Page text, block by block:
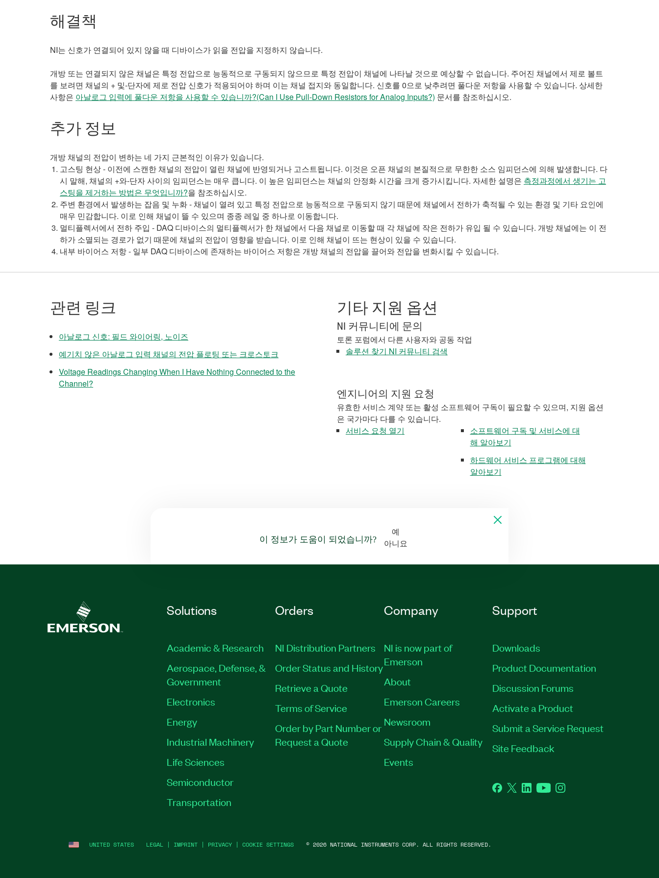
해결책
NI는 신호가 연결되어 있지 않을 때 디바이스가 읽을 전압을 지정하지 않습니다.
개방 또는 연결되지 않은 채널은 특정 전압으로 능동적으로 구동되지 않으므로 특정 전압이 채널에 나타날 것으로 예상할 수 없습니다. 주어진 채널에서 제로 볼트
를 보려면 채널의 + 및-단자에 제로 전압 신호가 적용되어야 하며 이는 채널 접지와 동일합니다. 신호를 0으로 낮추려면 풀다운 저항을 사용할 수 있습니다. 상세한
사항은 아날로그 입력에 풀다운 저항을 사용할 수 있습니까?(Can I Use Pull-Down Resistors for Analog Inputs?) 문서를 참조하십시오.
추가 정보
개방 채널의 전압이 변하는 네 가지 근본적인 이유가 있습니다.
고스팅 현상 - 이전에 스캔한 채널의 전압이 열린 채널에 반영되거나 고스트됩니다. 이것은 오픈 채널의 본질적으로 무한한 소스 임피던스에 의해 발생합니다. 다
시 말해, 채널의 +와-단자 사이의 임피던스는 매우 큽니다. 이 높은 임피던스는 채널의 안정화 시간을 크게 증가시킵니다. 자세한 설명은 측정과정에서 생기는 고
스팅을 제거하는 방법은 무엇입니까?을 참조하십시오.
주변 환경에서 발생하는 잡음 및 누화 - 채널이 열려 있고 특정 전압으로 능동적으로 구동되지 않기 때문에 채널에서 전하가 축적될 수 있는 환경 및 기타 요인에
매우 민감합니다. 이로 인해 채널이 뜰 수 있으며 종종 레일 중 하나로 이동합니다.
멀티플렉서에서 전하 주입 - DAQ 디바이스의 멀티플렉서가 한 채널에서 다음 채널로 이동할 때 각 채널에 작은 전하가 유입 될 수 있습니다. 개방 채널에는 이 전
하가 소멸되는 경로가 없기 때문에 채널의 전압이 영향을 받습니다. 이로 인해 채널이 뜨는 현상이 있을 수 있습니다.
내부 바이어스 저항 - 일부 DAQ 디바이스에 존재하는 바이어스 저항은 개방 채널의 전압을 끌어와 전압을 변화시킬 수 있습니다.
관련 링크
아날로그 신호: 필드 와이어링, 노이즈
예기치 않은 아날로그 입력 채널의 전압 플로팅 또는 크로스토크
Voltage Readings Changing When I Have Nothing Connected to the
Channel?
기타 지원 옵션
NI 커뮤니티에 문의
토론 포럼에서 다른 사용자와 공동 작업
솔루션 찾기 NI 커뮤니티 검색
엔지니어의 지원 요청
유효한 서비스 계약 또는 활성 소프트웨어 구독이 필요할 수 있으며, 지원 옵션
은 국가마다 다를 수 있습니다.
서비스 요청 열기
소프트웨어 구독 및 서비스에 대
해 알아보기
하드웨어 서비스 프로그램에 대해
알아보기
이 정보가 도움이 되었습니까?
예
아니요
Solutions
Academic & Research
Aerospace, Defense, &
Government
Electronics
Energy
Industrial Machinery
Life Sciences
Semiconductor
Transportation
Orders
NI Distribution Partners
Order Status and History
Retrieve a Quote
Terms of Service
Order by Part Number or
Request a Quote
Company
NI is now part of
Emerson
About
Emerson Careers
Newsroom
Supply Chain & Quality
Events
Support
Downloads
Product Documentation
Discussion Forums
Activate a Product
Submit a Service Request
Site Feedback
Facebook
TwitterLinkedInYouTubeInstagram
UNITED STATES LEGAL | IMPRINT | PRIVACY | COOKIE SETTINGS © 2026 NATIONAL INSTRUMENTS CORP. ALL RIGHTS RESERVED.